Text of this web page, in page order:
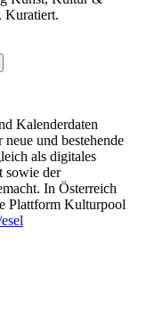
Kuratiert.
Kalenderdaten
und bestehende
als digitales
sowie der
In Österreich
Plattform Kulturpool